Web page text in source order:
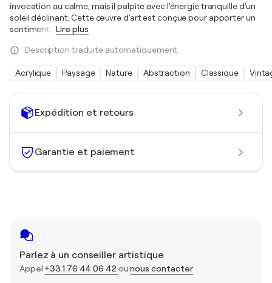
Expédition et retours
Garantie et paiement
Parlez à un conseiller artistique
Appel +33 1 76 44 06 42 ounous contacter
invocation au calme, mais il palpite avec l'énergie tranquille d'un
soleil déclinant. Cette œuvre d'art est conçue pour apporter un
sentiment
Lire plus
Description traduite automatiquement.
Acrylique Paysage Nature Abstraction Classique